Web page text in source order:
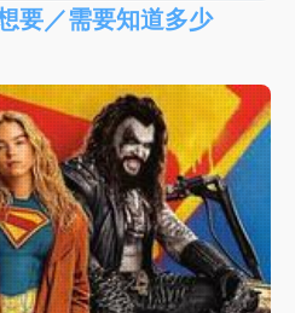
要／需要知道多少